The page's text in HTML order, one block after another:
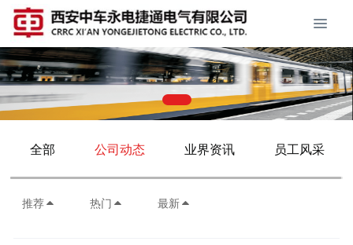
全部 公司动态 业界资讯 员工风采
推荐 热门 最新